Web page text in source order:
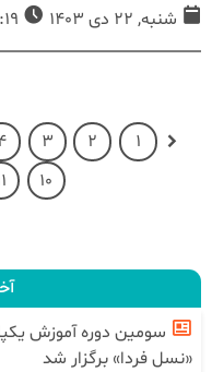
شنبه, 22 دی 1403
1
2
3
10
سومین دوره آموزش
«نسل فردا» برگزار شد